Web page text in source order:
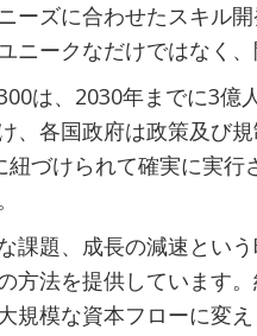
ーズに合わせたスキル
ニークなだけではなく
は、2030年までに3億
、各国政府は政策及び
紐づけられて確実に実
課題、成長の減速とい
方法を提供しています
規模な資本フローに変え